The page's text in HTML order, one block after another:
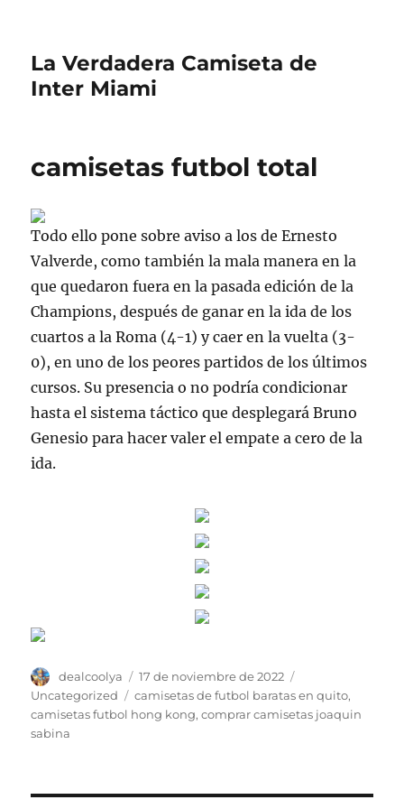
La Verdadera Camiseta de
Inter Miami
camisetas futbol total
Todo ello pone sobre aviso a los de Ernesto
Valverde, como también la mala manera en la
que quedaron fuera en la pasada edición de la
Champions, después de ganar en la ida de los
cuartos a la Roma (4-1) y caer en la vuelta (3-
0), en uno de los peores partidos de los últimos
cursos. Su presencia o no podría condicionar
hasta el sistema táctico que desplegará Bruno
Genesio para hacer valer el empate a cero de la
ida.
Autor
dealcoolya
Publicado
el
17 de noviembre de 2022
Uncategorized
Etiquetas
camisetas de futbol baratas en quito,
camisetas futbol hong kong,comprar camisetas joaquin
sabina